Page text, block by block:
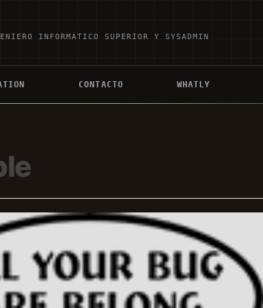
INFORMÁTICO SUPERIOR Y SYSADMIN
CONTACTO WHATLY